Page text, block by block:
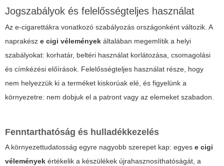
Jogszabályok és felelősségteljes használat
Az e-cigarettákra vonatkozó szabályozás országonként változik. A
naprakész e cigi vélemények általában megemlítik a helyi
szabályokat: korhatár, beltéri használat korlátozása, csomagolási
és címkézési előírások. Felelősségteljes használat része, hogy
nem helyezzük ki a terméket kiskorúak elé, és figyelünk a
környezetre: nem dobjuk el a patront vagy az elemeket szabadon.
Fenntarthatóság és hulladékkezelés
A környezettudatosság egyre nagyobb szerepet kap: egyes e cigi
vélemények értékelik a készülékek újrahasznosíthatóságát, a